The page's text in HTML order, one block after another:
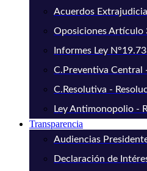
Acuerdos
Oposiciones Artículo
Informes Ley
C.Preventiva Central
C.Resolutiva -
Ley Antimonopolio -
Transparencia
Audiencias
Declaración de